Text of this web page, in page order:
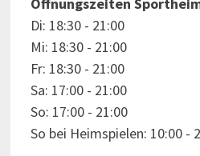
Di: 18:30 - 21:00
Mi: 18:30 - 21:00
Fr: 18:30 - 21:00
Sa: 17:00 - 21:00
So: 17:00 - 21:00
So bei Heimspielen: 10:00 -